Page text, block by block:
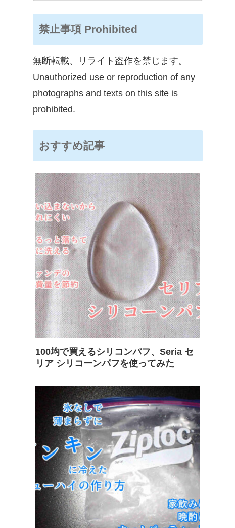
禁止事項 Prohibited
無断転載、リライト盗作を禁じます。
Unauthorized use or reproduction of any
photographs and texts on this site is
prohibited.
おすすめ記事
100均で買えるシリコンパフ、Seria セ
リア シリコーンパフを使ってみた